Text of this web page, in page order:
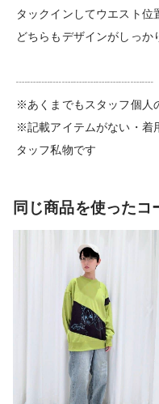
タックインしてウエスト位
どちらもデザインがしっか
┈┈┈┈┈┈┈┈┈┈┈┈
※あくまでもスタッフ個人
※記載アイテムがない・着
タッフ私物です
同じ商品を使ったコ